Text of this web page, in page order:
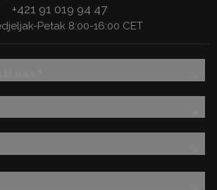
+421 91 019 94 47
Petak 8:00-16:00 CET